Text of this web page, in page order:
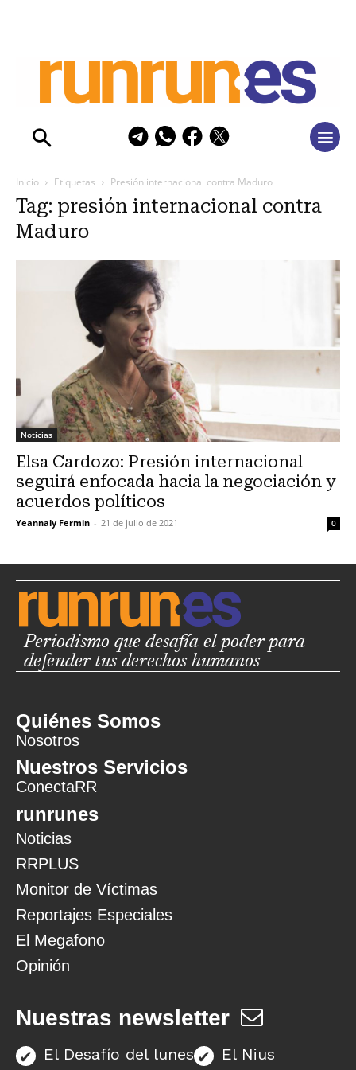
Inicio Etiquetas Presión internacional contra Maduro
Tag: presión internacional contra
Maduro
Noticias
Elsa Cardozo: Presión internacional
seguirá enfocada hacia la negociación y
acuerdos políticos
Yeannaly Fermin - 21 de julio de 2021 0
Periodismo que desafía el poder para
defender tus derechos humanos
Quiénes Somos
Nosotros
Nuestros Servicios
ConectaRR
runrunes
Noticias
RRPLUS
Monitor de Víctimas
Reportajes Especiales
El Megafono
Opinión
Nuestras newsletter
El Desafío del lunes El Nius